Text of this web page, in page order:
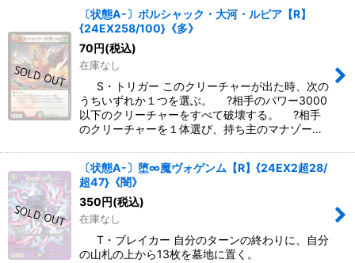
〔状態A-〕ボルシャック・大河・ルピア【R】
{24EX258/100}《多》
70 円(税込)
在庫なし
S・トリガー このクリーチャーが出た時、次の
うちいずれか１つを選ぶ。 ?相手のパワー3000
以下のクリーチャーをすべて破壊する。 ?相手
のクリーチャーを１体選び、持ち主のマナゾー…
〔状態A-〕堕∞魔ヴォゲンム【R】{24EX2超28/
超47}《闇》
350 円(税込)
在庫なし
T・ブレイカー 自分のターンの終わりに、自分
の山札の上から13枚を墓地に置く。